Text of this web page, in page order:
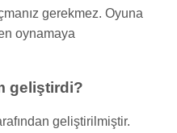
gerekmez. Oyuna
oynamaya
geliştirdi?
geliştirilmiştir.